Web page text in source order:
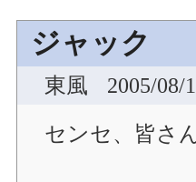
ジャック
東風
2005/08/
センセ、皆さ